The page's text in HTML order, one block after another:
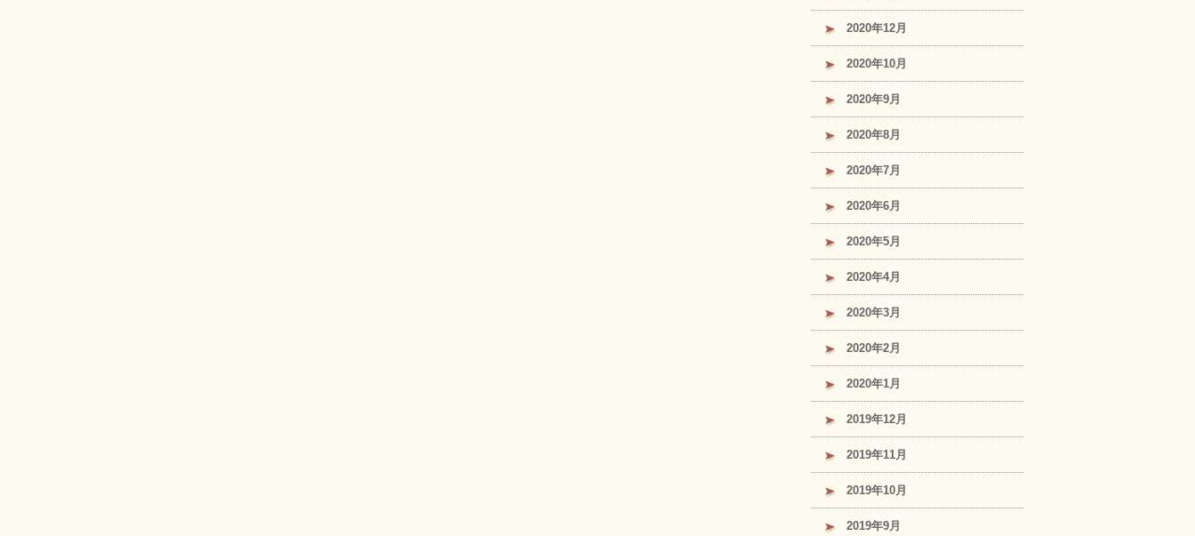
2020年12月
2020年10月
2020年9月
2020年8月
2020年7月
2020年6月
2020年5月
2020年4月
2020年3月
2020年2月
2020年1月
2019年12月
2019年11月
2019年10月
2019年9月